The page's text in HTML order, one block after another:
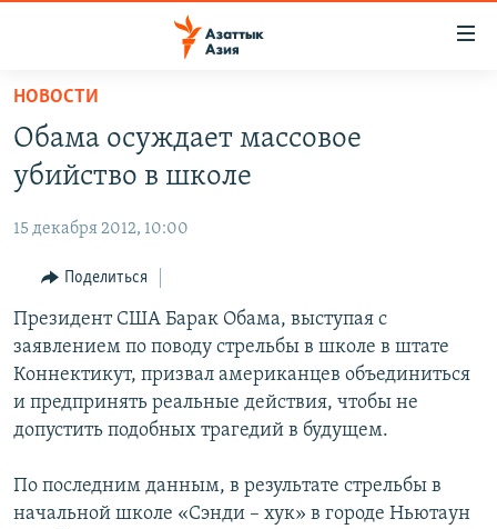
Вернуться
основному
содержанию
Вернутся
навигации
Вернутся
поиску
ЦЕНТРАЛЬНАЯ АЗИЯ
КАЗАХСТАН
УЗБЕКИСТАН
ТАДЖИКИСТАН
НОВОСТИ
НА ДРУГИХ ЯЗЫКАХ
ҚАЗАҚША
КЫРГЫЗЧА
ТОҶИКӢ
TÜRKMENÇE
Все сайты РСЕ/РС
НОВОСТИ
Обама осуждает массовое
убийство в школе
15 декабря 2012, 10:00
Поделиться
Президент США Барак Обама, выступая с
заявлением по поводу стрельбы в школе в штате
Коннектикут, призвал американцев объединиться
и предпринять реальные действия, чтобы не
допустить подобных трагедий в будущем.
По последним данным, в результате стрельбы в
начальной школе «Сэнди – хук» в городе Ньютаун